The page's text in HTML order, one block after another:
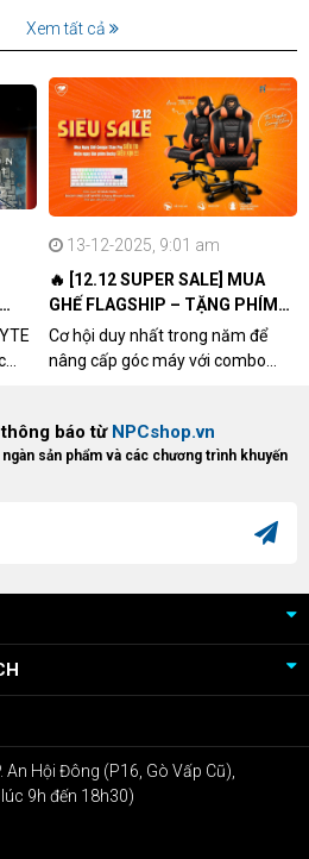
GPU và module tản nhiệt, tối ưu
nâng cao độ bền.
NVIDIA BLACKWELL
MẠNH MẼ
LC GeForce RTX 5090 32GB
3593 TOPs
Express 5.0
bus 512-bit, tốc độ 28 Gbps
Xem tất cả
13-12-2025, 9:01 am
🔥 [12.12 SUPER SALE] MUA
GHẾ FLAGSHIP – TẶNG PHÍM
CƠ XỊN
Cơ hội duy nhất trong năm để
nâng cấp góc máy với combo
dòng ghế Gaming cao cấp nhất,
bạn sẽ nhận ngay quà tặng trị giá
báo từ NPCshop.vn
sản phẩm và các chương trình khuyến
Hội Đông (P16, Gò Vấp Cũ),
9h đến 18h30)